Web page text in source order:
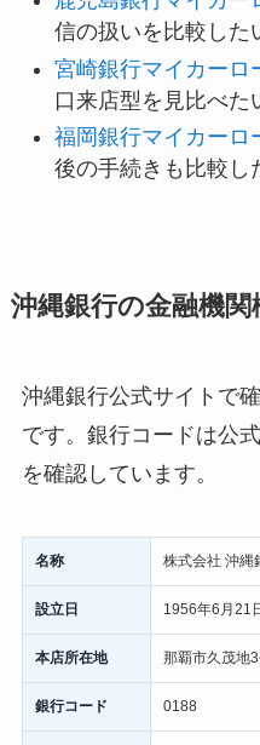
信の扱いを比較した
宮崎銀行マイカーロ
口来店型を見比べた
福岡銀行マイカーロ
後の手続きも比較し
沖縄銀行の金融機関
沖縄銀行公式サイトで
です。銀行コードは公
を確認しています。
名称 株式会社 沖縄
設立日 1956年6月21
本店所在地 那覇市久茂地
銀行コード 0188